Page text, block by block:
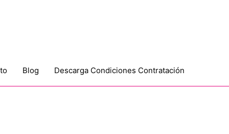
Blog Descarga Condiciones Contratación